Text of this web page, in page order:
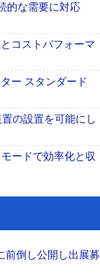
的な需要に対応
コストパフォーマ
ー スタンダード
の設置を可能にし
ードで効率化と収
倒し公開し出展募